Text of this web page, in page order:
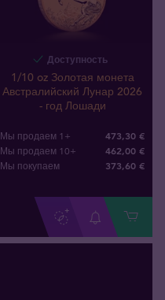
Доступность
1/10 oz Золотая монета
Австралийский Лунар 2026
- год Лошади
Мы продаем 1+ 473,30 €
Мы продаем 10+ 462,00 €
Мы покупаем 373,60 €